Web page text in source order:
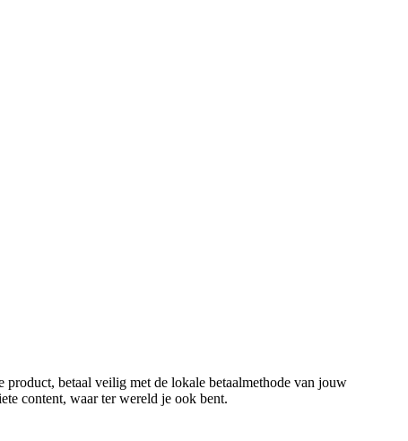
product, betaal veilig met de lokale betaalmethode van jouw
content, waar ter wereld je ook bent.